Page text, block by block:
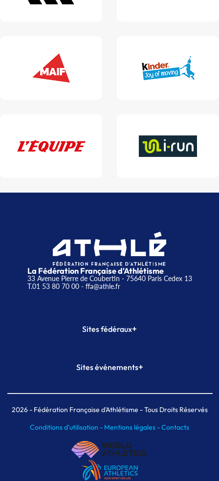
La Fédération Française d'Athlétisme
33 Avenue Pierre de Coubertin - 75640 Paris Cedex 13
T.01 53 80 70 00- ffa@athle.fr
Sites fédéraux+
Plateforme Formation
Sites événements+
Meeting de Paris indoor
MAIF Ekiden de Paris
2026- Fédération Française d'Athlétisme - Tous Droits Réservés
Conditions d'utilisation - Mentions légales -Contacts